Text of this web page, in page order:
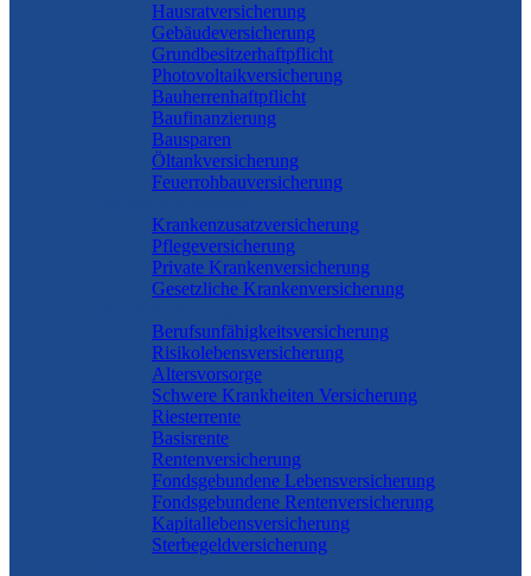
Hausratversicherung
Gebäudeversicherung
Grundbesitzerhaftpflicht
Photovoltaikversicherung
Bauherrenhaftpflicht
Baufinanzierung
Bausparen
Öltankversicherung
Feuerrohbauversicherung
Krankenzusatzversicherung
Pflegeversicherung
Private Krankenversicherung
Gesetzliche Krankenversicherung
Berufs­unfähigkeitsversicherung
Risikolebensversicherung
Altersvorsorge
Schwere Krankheiten Versicherung
Riesterrente
Basisrente
Rentenversicherung
Fondsgebundene Lebensversicherung
Fondsgebundene Rentenversicherung
Kapitallebensversicherung
Sterbegeldversicherung